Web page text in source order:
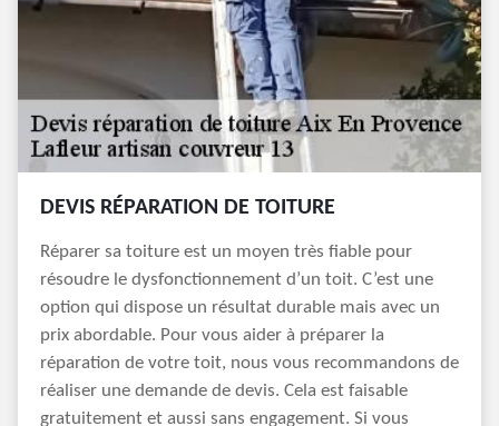
DEVIS RÉPARATION DE TOITURE
Réparer sa toiture est un moyen très fiable pour
résoudre le dysfonctionnement d’un toit. C’est une
option qui dispose un résultat durable mais avec un
prix abordable. Pour vous aider à préparer la
réparation de votre toit, nous vous recommandons de
réaliser une demande de devis. Cela est faisable
gratuitement et aussi sans engagement. Si vous